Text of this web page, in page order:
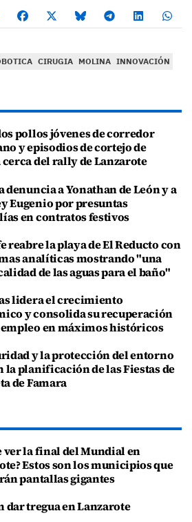
CIRUGIA MOLINA INNOVACIÓN
pollos jóvenes de corredor
y episodios de cortejo de
del rally de Lanzarote
denuncia a Yonathan de León y a
Eugenio por presuntas
en contratos festivos
reabre la playa de El Reducto con
analíticas mostrando "una
de las aguas para el baño"
lidera el crecimiento
y consolida su recuperación
en máximos históricos
y la protección del entorno
la planificación de las Fiestas de
de Famara
ver la final del Mundial en
Estos son los municipios que
pantallas gigantes
dar tregua en Lanzarote